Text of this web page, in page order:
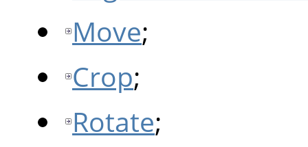
Move;
Crop;
Rotate;